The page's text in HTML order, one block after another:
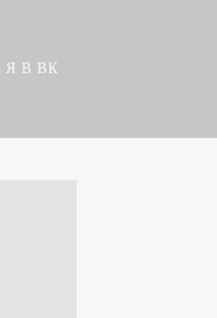
Я В ВК